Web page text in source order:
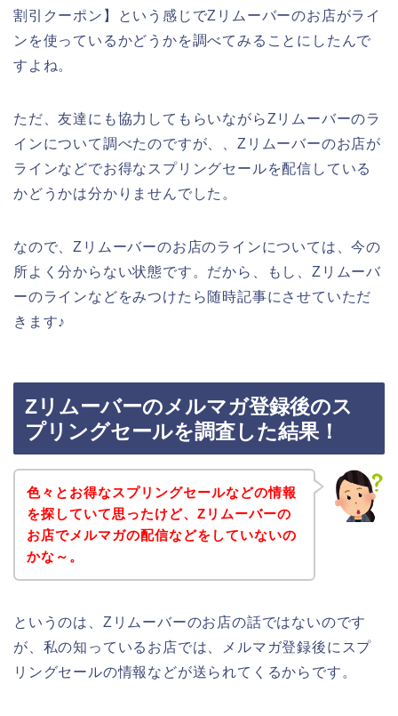
割引クーポン】という感じでZリムーバーのお店がライ
ンを使っているかどうかを調べてみることにしたんで
すよね。
ただ、友達にも協力してもらいながらZリムーバーのラ
インについて調べたのですが、、Zリムーバーのお店が
ラインなどでお得なスプリングセールを配信している
かどうかは分かりませんでした。
なので、Zリムーバーのお店のラインについては、今の
所よく分からない状態です。だから、もし、Zリムーバ
ーのラインなどをみつけたら随時記事にさせていただ
きます♪
Zリムーバーのメルマガ登録後のス
プリングセールを調査した結果！
色々とお得なスプリングセールなどの情報
を探していて思ったけど、Zリムーバーの
お店でメルマガの配信などをしていないの
かな～。
というのは、Zリムーバーのお店の話ではないのです
が、私の知っているお店では、メルマガ登録後にスプ
リングセールの情報などが送られてくるからです。